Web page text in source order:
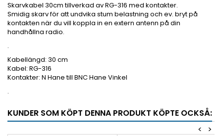
Skarvkabel 30cm tillverkad av RG-316 med kontakter.
Smidig skarv för att undvika stum belastning och ev. bryt på
kontakten när du vill koppla in en extern antenn på din
handhållna radio.
.
Kabellängd: 30 cm
Kabel: RG-316
Kontakter: N Hane till BNC Hane Vinkel
.
KUNDER SOM KÖPT DENNA PRODUKT KÖPTE OCKSÅ:
>
<